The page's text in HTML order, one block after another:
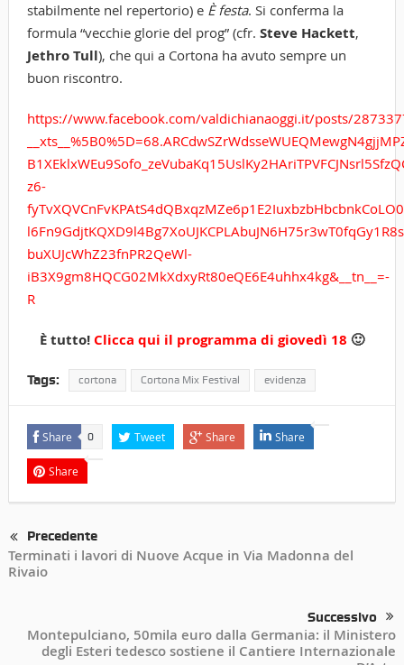
stabilmente nel repertorio) e È festa. Si conferma la
formula “vecchie glorie del prog” (cfr. Steve Hackett,
Jethro Tull), che qui a Cortona ha avuto sempre un
buon riscontro.
https://www.facebook.com/valdichianaoggi.it/posts/
z6-
buXUJcWhZ23fnPR2QeWl-
iB3X9gm8HQCG02MkXdxyRt80eQE6E4uhhx4kg&__tn__=-
R
È tutto!Clicca qui il programma di giovedì 18 🙂
Tags: cortona Cortona Mix Festival evidenza
Share 0 Tweet Share Share
Share
Precedente
Terminati i lavori di Nuove Acque in Via Madonna del
Rivaio
Successivo
Montepulciano, 50mila euro dalla Germania: il Ministero
degli Esteri tedesco sostiene il Cantiere Internazionale